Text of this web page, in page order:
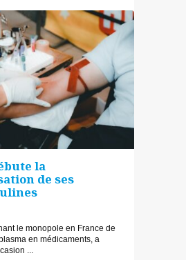
la
de ses
le monopole en France de
en médicaments, a
...